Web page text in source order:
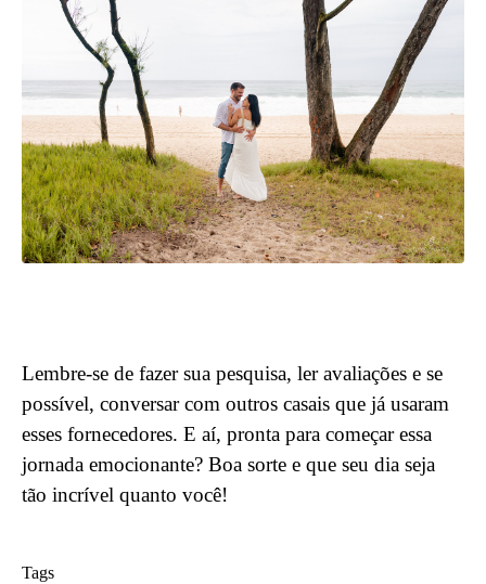
Lembre-se de fazer sua pesquisa, ler avaliações e se
possível, conversar com outros casais que já usaram
esses fornecedores. E aí, pronta para começar essa
jornada emocionante? Boa sorte e que seu dia seja
tão incrível quanto você!
Tags